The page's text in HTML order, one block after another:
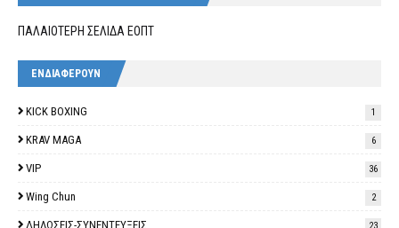
ΠΑΛΑΙΟΤΕΡΗ ΣΕΛΙΔΑ ΕΟΠΤ
ΕΝΔΙΑΦΕΡΟΥΝ
KICK BOXING 1
KRAV MAGA 6
VIP 36
Wing Chun 2
ΔΗΛΩΣΕΙΣ-ΣΥΝΕΝΤΕΥΞΕΙΣ